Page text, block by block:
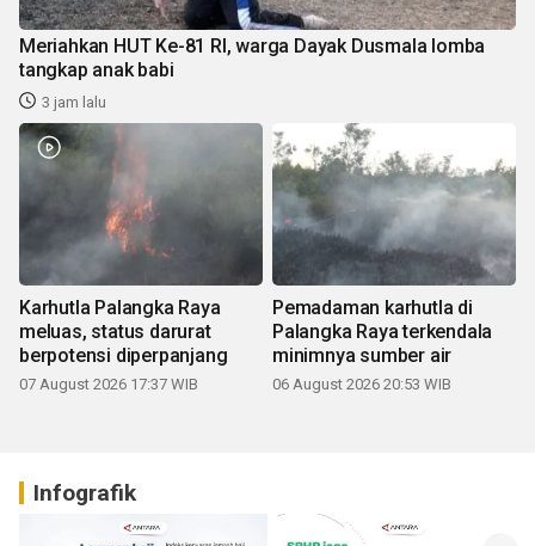
Meriahkan HUT Ke-81 RI, warga Dayak Dusmala lomba
tangkap anak babi
3 jam lalu
Karhutla Palangka Raya
meluas, status darurat
berpotensi diperpanjang
07 August 2026 17:37 WIB
Pemadaman karhutla di
Palangka Raya terkendala
minimnya sumber air
06 August 2026 20:53 WIB
Infografik